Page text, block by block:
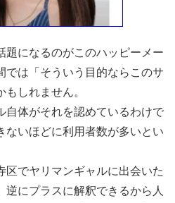
題になるのがこのハッピーメー
では「そういう目的ならこのサ
しれません。
自体がそれを認めているわけで
ないほどに利用者数が多いとい
区でヤリマンギャルに出会いた
逆にプラスに解釈できるから人